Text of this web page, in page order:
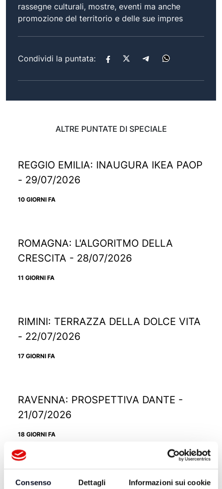
Consenso Dettagli Informazioni sui cookie
rassegne culturali, mostre, eventi ma anche
promozione del territorio e delle sue impres
Condividi la puntata:
ALTRE PUNTATE DI SPECIALE
REGGIO EMILIA: INAUGURA IKEA PAOP
- 29/07/2026
10 GIORNI FA
ROMAGNA: L'ALGORITMO DELLA
CRESCITA - 28/07/2026
11 GIORNI FA
RIMINI: TERRAZZA DELLA DOLCE VITA
- 22/07/2026
17 GIORNI FA
RAVENNA: PROSPETTIVA DANTE -
21/07/2026
18 GIORNI FA
RICCIONE: TRAMONTO DIVINO -